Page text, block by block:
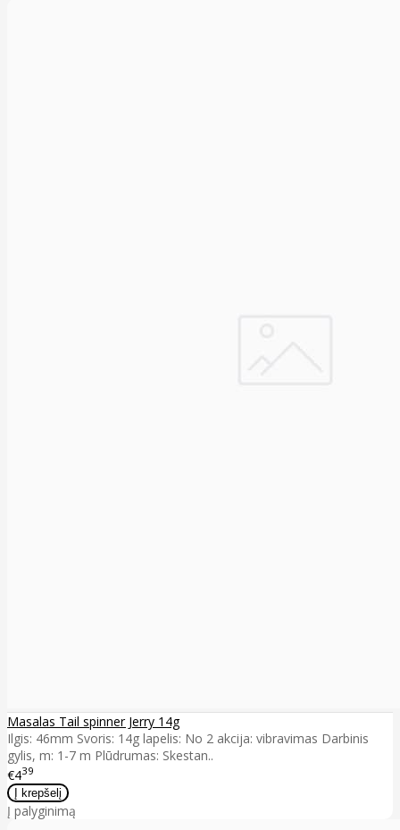
Masalas Tail spinner Jerry 14g
Ilgis: 46mm Svoris: 14g lapelis: No 2 akcija: vibravimas Darbinis
gylis, m: 1-7 m Plūdrumas: Skestan..
€439
Į palyginimą